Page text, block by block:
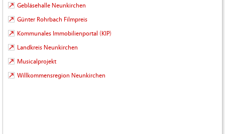
Gebläsehalle Neunkirchen
Günter Rohrbach Filmpreis
Kommunales Immobilienportal (KIP)
Landkreis Neunkirchen
Musicalprojekt
Willkommensregion Neunkirchen